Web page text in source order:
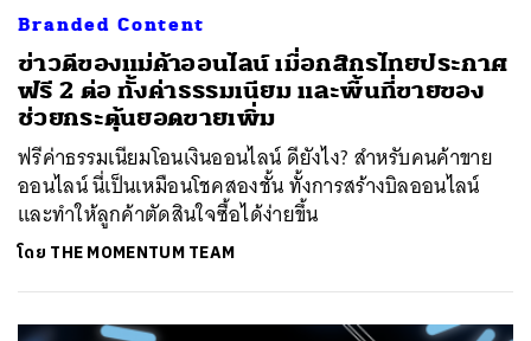
Branded Content
ข่าวดีของแม่ค้าออนไลน์ เมื่อกสิกรไทยประกาศ
ฟรี 2 ต่อ ทั้งค่าธรรมเนียม และพื้นที่ขายของ
ช่วยกระตุ้นยอดขายเพิ่ม
ฟรีค่าธรรมเนียมโอนเงินออนไลน์ ดียังไง? สำหรับคนค้าขาย
ออนไลน์ นี่เป็นเหมือนโชคสองชั้น ทั้งการสร้างบิลออนไลน์
และทำให้ลูกค้าตัดสินใจซื้อได้ง่ายขึ้น
โดย THE MOMENTUM TEAM